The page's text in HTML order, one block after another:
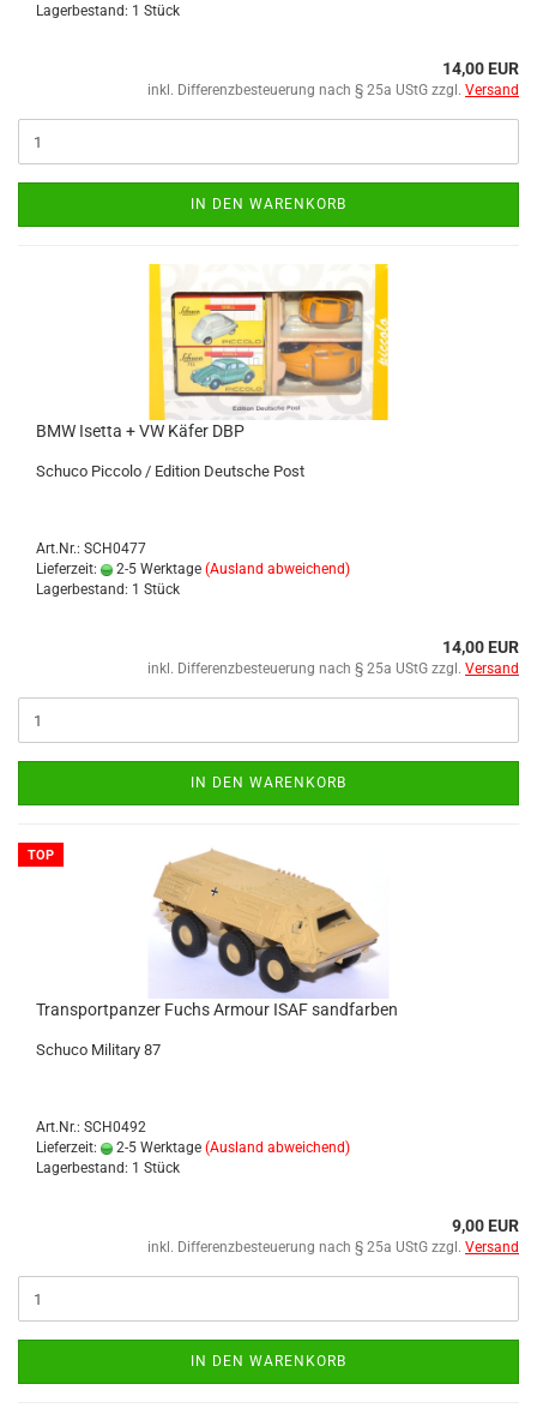
Lagerbestand: 1 Stück
14,00 EUR
inkl. Differenzbesteuerung nach § 25a UStG zzgl. Versand
IN DEN WARENKORB
BMW Iset­ta + VW Käfer DBP
Schu­co Pic­co­lo / Edi­ti­on Deut­sche Post
Art.Nr.: SCH0477
Lieferzeit:
2-5 Werktage (Ausland abweichend)
Lagerbestand: 1 Stück
14,00 EUR
inkl. Differenzbesteuerung nach § 25a UStG zzgl. Versand
IN DEN WARENKORB
TOP
Trans­port­pan­zer Fuchs Ar­mour ISAF sand­far­ben
Schu­co Mi­li­ta­ry 87
Art.Nr.: SCH0492
Lieferzeit:
2-5 Werktage (Ausland abweichend)
Lagerbestand: 1 Stück
9,00 EUR
inkl. Differenzbesteuerung nach § 25a UStG zzgl. Versand
IN DEN WARENKORB